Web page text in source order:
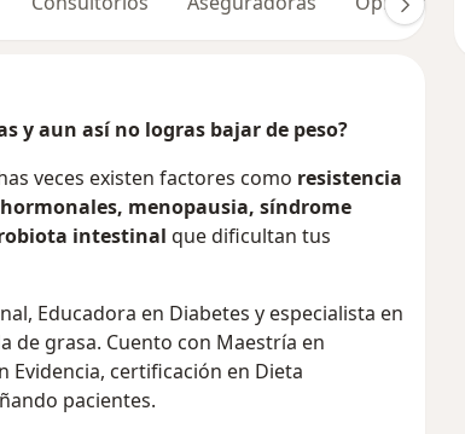
y aun así no logras bajar de peso?
veces existen factores como resistencia
menopausia, síndrome
intestinal que dificultan tus
Educadora en Diabetes y especialista en
de grasa. Cuento con Maestría en
Evidencia, certificación en Dieta
pacientes.